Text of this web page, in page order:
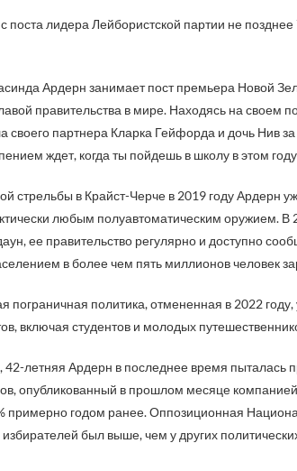
поста лидера Лейбористской партии не
Ардерн занимает пост премьера Новой
правительства в мире. Находясь на своем
своего партнера Кларка Гейфорда и дочь Нив
ждет, когда ты пойдешь в школу в этом
стрельбы в Крайст-Черче в 2019 году Ардерн
любым полуавтоматическим оружием.
ее правительство регулярно и доступно
в более чем пять миллионов человек
пограничная политика, отмененная в 2022
включая студентов и молодых
42-летняя Ардерн в последнее время пыталась
опубликованный в прошлом месяце
примерно годом ранее. Оппозиционная
был выше, чем у других